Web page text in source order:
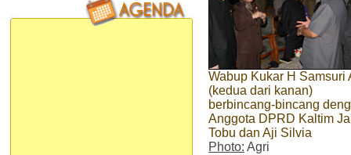
Wabup Kukar H Samsuri
(kedua dari kanan)
berbincang-bincang
Anggota DPRD Kaltim
Tobu dan Aji Silvia
Photo: Agri